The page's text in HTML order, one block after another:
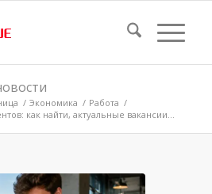
/ Экономика / Работа /
как найти, актуальные вакансии...